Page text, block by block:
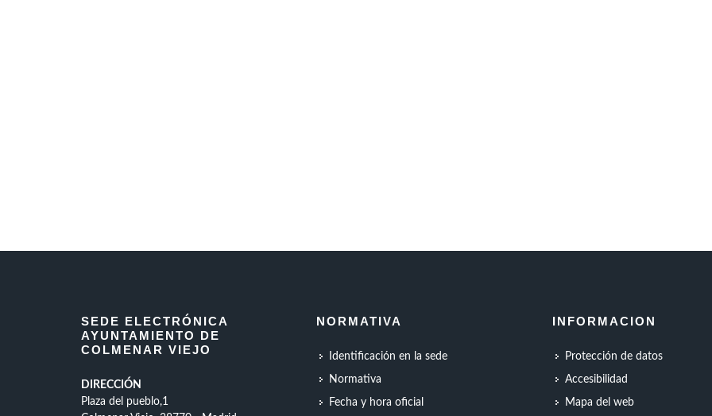
SEDE ELECTRÓNICA
AYUNTAMIENTO DE
COLMENAR VIEJO
DIRECCIÓN
Plaza del pueblo,1
NORMATIVA
Identificación en la sede
Normativa
Fecha y hora oficial
INFORMACION
Protección de datos
Accesibilidad
Mapa del web